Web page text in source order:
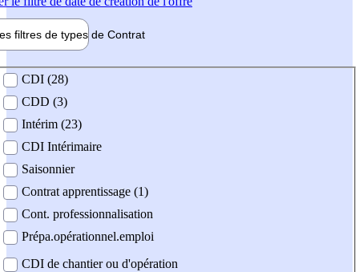
filtres de types de Contrat
contrat
CDI (28)
CDD (3)
Intérim (23)
CDI Intérimaire
Saisonnier
Contrat apprentissage (1)
Cont. professionnalisation
Prépa.opérationnel.emploi
CDI de chantier ou d'opération